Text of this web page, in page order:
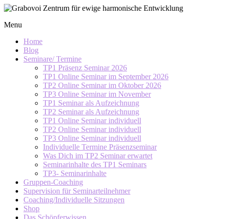
Skip
content
Zentrum
ewige
harmonische
Entwicklung
Menu
Home
Blog
Seminare/ Termine
TP1 Präsenz Seminar 2026
TP1 Online Seminar im September 2026
TP2 Online Seminar im Oktober 2026
TP3 Online Seminar im November
TP1 Seminar als Aufzeichnung
TP2 Seminar als Aufzeichnung
TP1 Online Seminar individuell
TP2 Online Seminar individuell
TP3 Online Seminar individuell
Individuelle Termine Präsenzseminar
Was Dich im TP2 Seminar erwartet
Seminarinhalte des TP1 Seminars
TP3- Seminarinhalte
Gruppen-Coaching
Supervision für Seminarteilnehmer
Coaching/Individuelle Sitzungen
Shop
Das Schöpferwissen